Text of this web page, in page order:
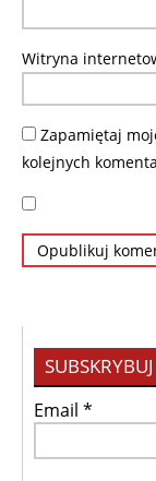
Witryna
Zapamiętaj
kolejnych
Email *